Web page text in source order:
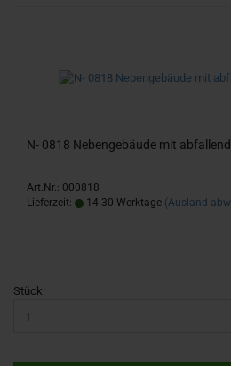
N- 0818 Ne­ben­ge­bäu­de mit
Art.Nr.: 000818
Lieferzeit:
14-30 Werktage (Ausland
Stück: